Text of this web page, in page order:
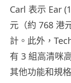
Carl 表示 Ear
元（約 768 港
計。此外，
有 3 組高清咪
其他功能和規